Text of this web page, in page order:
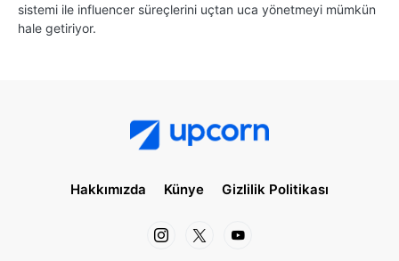
sistemi ile influencer süreçlerini uçtan uca yönetmeyi mümkün
hale getiriyor.
Hakkımızda Künye Gizlilik Politikası